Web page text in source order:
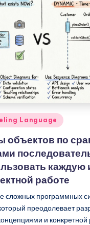
Language
объектов по
каждую
работе
сложных программных
преодолевает
и конкретной